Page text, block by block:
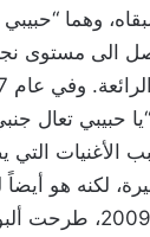
وهما
الى مستوى
حبيبي تعال
التي
لكنه هو
المرجو. وفي عام